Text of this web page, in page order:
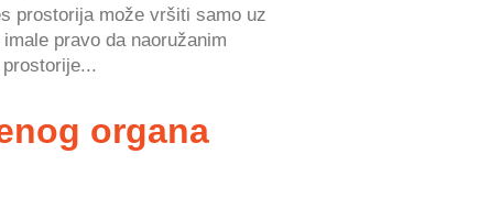
prostorija može vršiti samo uz
pravo da naoružanim
organa